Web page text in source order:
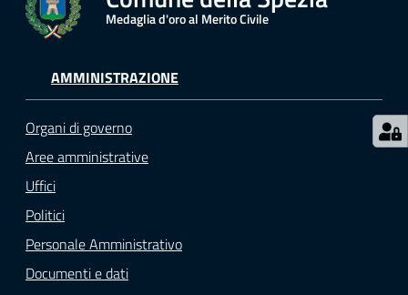
o
n
e
A
N
P
R
gli
Medaglia d'oro al Merito Civile
AMMINISTRAZIONE
Organi di governo
Aree amministrative
Uffici
Politici
Personale Amministrativo
Documenti e dati